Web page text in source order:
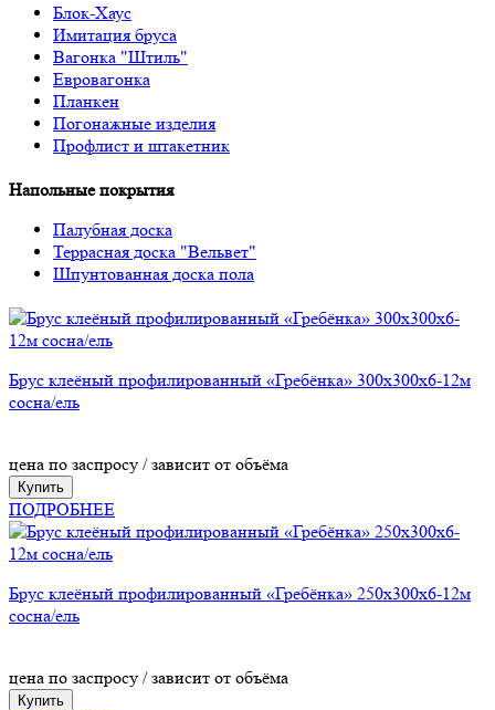
Блок-Хаус
Имитация бруса
Вагонка "Штиль"
Евровагонка
Планкен
Погонажные изделия
Профлист и штакетник
Напольные покрытия
Палубная доска
Террасная доска "Вельвет"
Шпунтованная доска пола
Брус клеёный профилированный «Гребёнка» 300х300х6-12м
сосна/ель
цена по заспросу / зависит от объёма
Купить
ПОДРОБНЕЕ
Брус клеёный профилированный «Гребёнка» 250х300х6-12м
сосна/ель
цена по заспросу / зависит от объёма
Купить